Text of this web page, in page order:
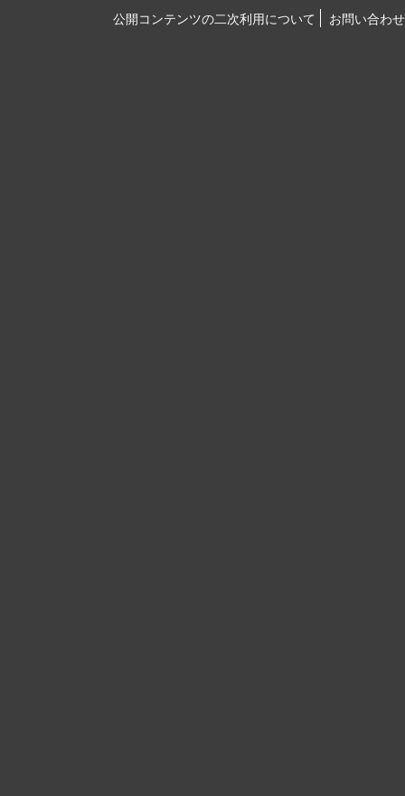
公開コンテンツの二次利用について
お問い合わせ